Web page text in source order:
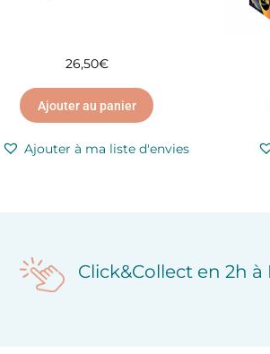
26,50€
Ajouter au panier
Ajouter à ma liste d'envies
Click&Collect en 2h